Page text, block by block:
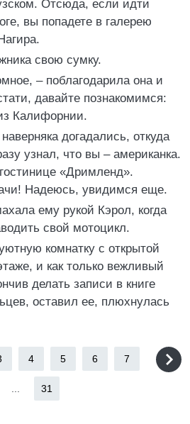
Отсюда, если идти
вы попадете в галерею
свою сумку.
– поблагодарила она и
давайте познакомимся:
Калифорнии.
догадались, откуда
узнал, что вы – американка.
«Дримленд».
Надеюсь, увидимся еще.
ему рукой Кэрол, когда
свой мотоцикл.
комнатку с открытой
и как только вежливый
делать записи в книге
оставил ее, плюхнулась
4 5 6 7
31